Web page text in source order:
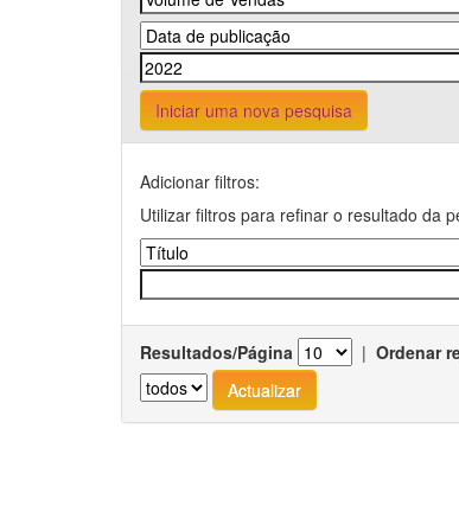
Iniciar uma nova pesquisa
Adicionar filtros:
Utilizar filtros para refinar o resultado da
Resultados/Página | Ordenar